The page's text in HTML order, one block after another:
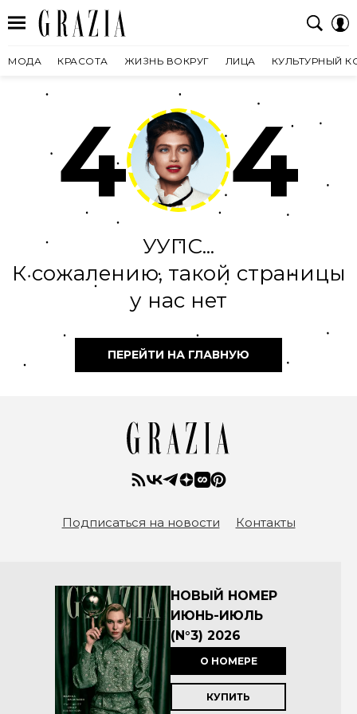
МОДА КРАСОТА ЖИЗНЬ ВОКРУГ ЛИЦА КУЛЬТУРНЫЙ
4 4
УУПС...
К сожалению, такой страницы
у нас нет
ПЕРЕЙТИ НА ГЛАВНУЮ
Подписаться на новости Контакты
НОВЫЙ НОМЕР
ИЮНЬ-ИЮЛЬ
(N°3) 2026
О НОМЕРЕ
КУПИТЬ